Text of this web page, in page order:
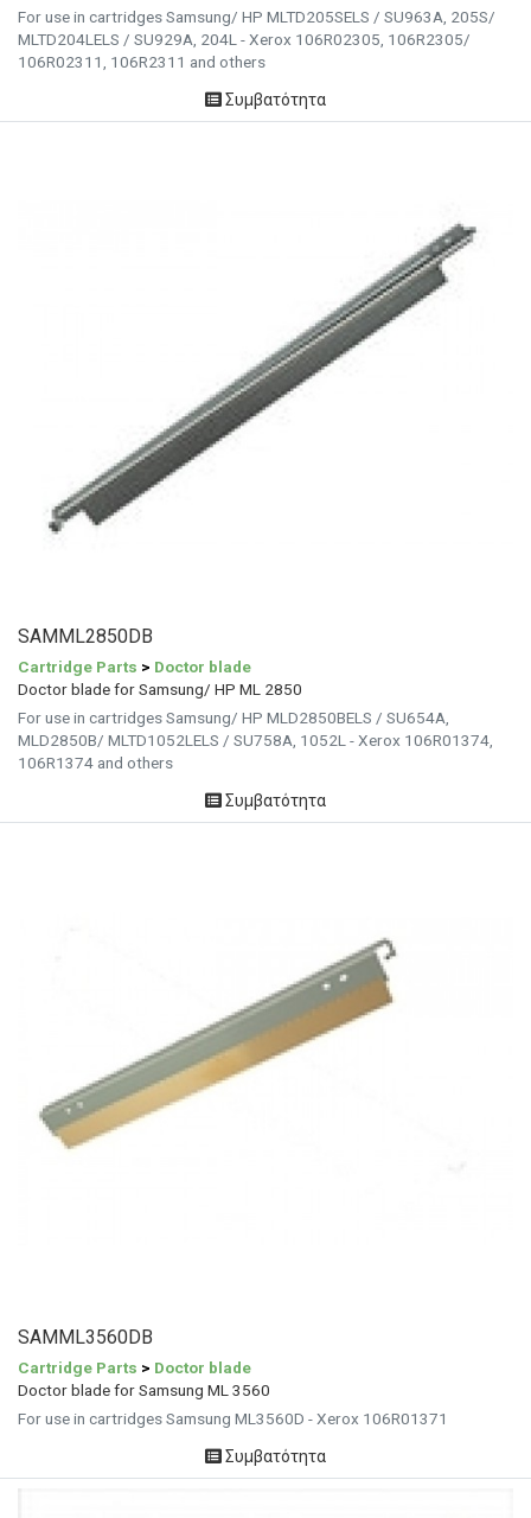
For use in cartridges Samsung/ HP MLTD205SELS / SU963A, 205S/
MLTD204LELS / SU929A, 204L - Xerox 106R02305, 106R2305/
106R02311, 106R2311 and others
Συμβατότητα
SAMML2850DB
Cartridge Parts > Doctor blade
Doctor blade for Samsung/ HP ML 2850
For use in cartridges Samsung/ HP MLD2850BELS / SU654A,
MLD2850B/ MLTD1052LELS / SU758A, 1052L - Xerox 106R01374,
106R1374 and others
Συμβατότητα
SAMML3560DB
Cartridge Parts > Doctor blade
Doctor blade for Samsung ML 3560
For use in cartridges Samsung ML3560D - Xerox 106R01371
Συμβατότητα